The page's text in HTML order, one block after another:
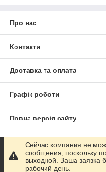
Про нас
Контакти
Доставка та оплата
Графік роботи
Повна версія сайту
Сайт створено на
Політика конфіденційності
Сейчас компания не
сообщения, поскольку
выходной. Ваша заявка
рабочий день.